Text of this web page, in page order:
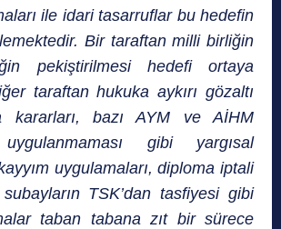
ile idari tasarruflar bu hedefin
Bir taraftan milli birliğin
pekiştirilmesi hedefi ortaya
taraftan hukuka aykırı gözaltı
kararları, bazı AYM ve AİHM
uygulanmaması gibi yargısal
uygulamaları, diploma iptali
TSK’dan tasfiyesi gibi
taban tabana zıt bir sürece